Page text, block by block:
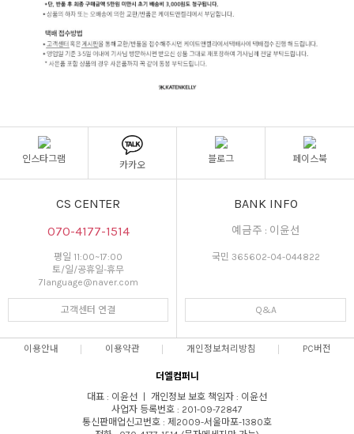
인스타그램
카카오
블로그 페이스북
CS CENTER
070-4177-1514
평일 11:00~17:00
토/일/공휴일-휴무
7language@naver.com
고객센터 연결
BANK INFO
예금주 : 이윤선
국민 365602-04-044822
Q&A
이용안내 이용약관 개인정보처리방침 PC버전
더엘컴퍼니
대표 : 이윤선 ㅣ 개인정보 보호 책임자 : 이윤선
사업자 등록번호 : 201-09-72847
통신판매업신고번호 : 제2009-서울마포-1380호